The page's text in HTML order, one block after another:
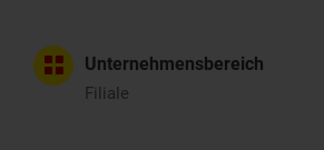
Unternehmensbereich
Filiale